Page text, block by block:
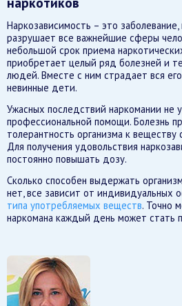
Наркозависимость – это
разрушает все важнейшие сферы
небольшой срок приема
приобретает целый ряд болезней и
людей. Вместе с ним страдает вся
невинные дети.
Ужасных последствий наркомании не
профессиональной помощи. Болезнь
толерантность организма к веществу
Для получения удовольствия
постоянно повышать дозу.
Сколько способен выдержать
нет, все зависит от индивидуальных
типа употребляемых веществ. Точно
наркомана каждый день может стать